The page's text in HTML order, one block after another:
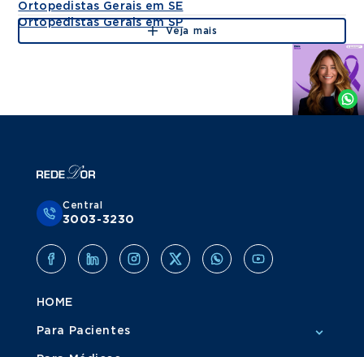
Ortopedistas Gerais em SE
Ortopedistas Gerais em SP
Veja mais
Agende
Whatsapp
Central
3003-3230
HOME
Para Pacientes